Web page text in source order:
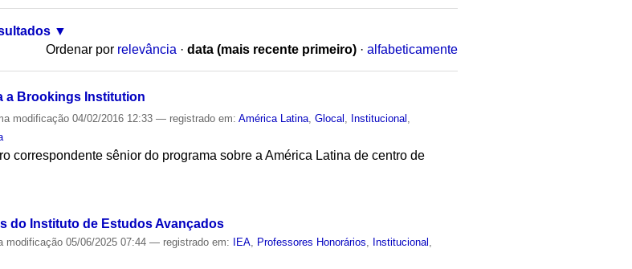
Ordenar por relevância · data (mais recente primeiro) · alfabeticamente
a Brookings Institution
modificação 04/02/2016 12:33— registrado em:América Latina ,Glocal Institucional
correspondente sênior do programa sobre a América Latina de centro de
do Instituto de Estudos Avançados
modificação 05/06/2025 07:44— registrado em: IEA Professores Honorários Institucional